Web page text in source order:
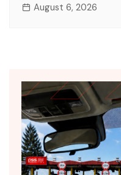
August 6, 2026